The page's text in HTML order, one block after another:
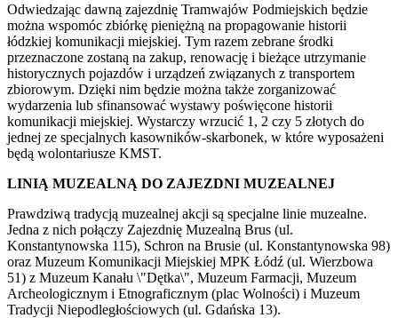
Odwiedzając dawną zajezdnię Tramwajów Podmiejskich będzie
można wspomóc zbiórkę pieniężną na propagowanie historii
łódzkiej komunikacji miejskiej. Tym razem zebrane środki
przeznaczone zostaną na zakup, renowację i bieżące utrzymanie
historycznych pojazdów i urządzeń związanych z transportem
zbiorowym. Dzięki nim będzie można także zorganizować
wydarzenia lub sfinansować wystawy poświęcone historii
komunikacji miejskiej. Wystarczy wrzucić 1, 2 czy 5 złotych do
jednej ze specjalnych kasowników-skarbonek, w które wyposażeni
będą wolontariusze KMST.
LINIĄ MUZEALNĄ DO ZAJEZDNI MUZEALNEJ
Prawdziwą tradycją muzealnej akcji są specjalne linie muzealne.
Jedna z nich połączy Zajezdnię Muzealną Brus (ul.
Konstantynowska 115), Schron na Brusie (ul. Konstantynowska 98)
oraz Muzeum Komunikacji Miejskiej MPK Łódź (ul. Wierzbowa
51) z Muzeum Kanału \"Dętka\", Muzeum Farmacji, Muzeum
Archeologicznym i Etnograficznym (plac Wolności) i Muzeum
Tradycji Niepodległościowych (ul. Gdańska 13).